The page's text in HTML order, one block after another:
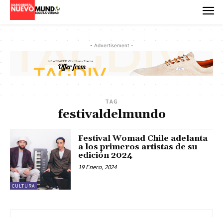
- Advertisement -
TAG
festivaldelmundo
CULTURA
Festival Womad Chile adelanta
a los primeros artistas de su
edición 2024
19 Enero, 2024